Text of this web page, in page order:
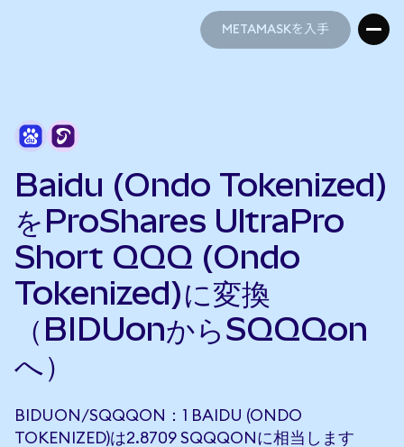
METAMASKを入手
Baidu (Ondo Tokenized)
をProShares UltraPro
Short QQQ (Ondo
Tokenized)に変換
（BIDUonからSQQQon
へ）
BIDUON/SQQQON：1 BAIDU (ONDO
TOKENIZED)は2.8709 SQQQONに相当します